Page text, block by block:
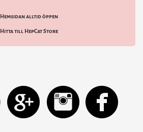
Hemsidan alltid öppen
Hitta till HepCat Store